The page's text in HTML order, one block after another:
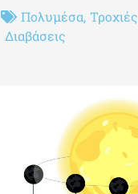
Πολυμέσα, Τροχιές
Διαβάσεις